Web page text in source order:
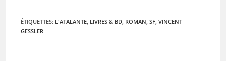
ÉTIQUETTES: L'ATALANTE, LIVRES & BD, ROMAN, SF, VINCENT
GESSLER